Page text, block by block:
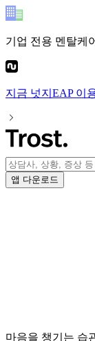
기업 전용 멘탈케
지금 넛지EAP이
앱 다운로드
마음을 챙기는 습